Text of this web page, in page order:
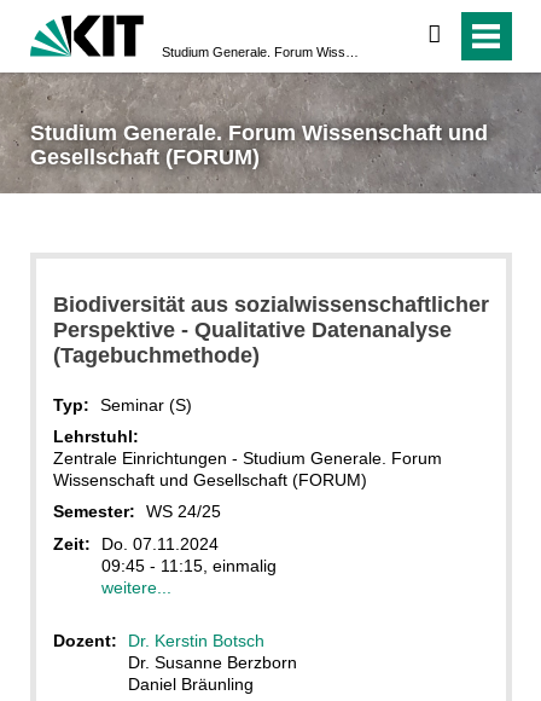
suchen
Studium Generale. Forum Wissenschaft und
Gesellschaft (FORUM)
Biodiversität aus sozialwissenschaftlicher
Perspektive - Qualitative Datenanalyse
(Tagebuchmethode)
Typ:
Seminar (S)
Lehrstuhl:
Zentrale Einrichtungen - Studium Generale. Forum
Wissenschaft und Gesellschaft (FORUM)
Semester:
WS 24/25
Zeit:
Do. 07.11.2024
09:45 - 11:15, einmalig
weitere...
Dozent:
Dr. Kerstin Botsch
Dr. Susanne Berzborn
Daniel Bräunling